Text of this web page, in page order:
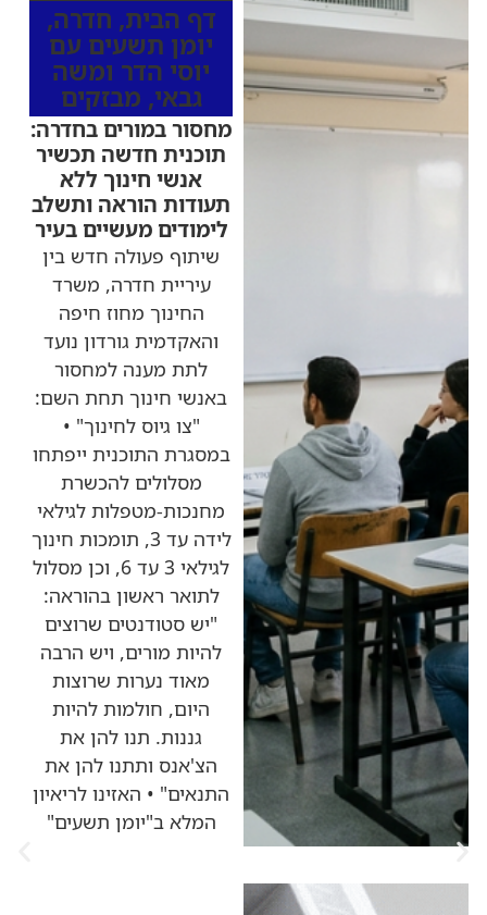
דף הבית, חדרה,
יומן תשעים עם
יוסי הדר ומשה
גבאי, מבזקים
מחסור במורים בחדרה:
תוכנית חדשה תכשיר
אנשי חינוך ללא
תעודות הוראה ותשלב
לימודים מעשיים בעיר
שיתוף פעולה חדש בין
עיריית חדרה, משרד
החינוך מחוז חיפה
והאקדמית גורדון נועד
לתת מענה למחסור
באנשי חינוך תחת השם:
"צו גיוס לחינוך" •
במסגרת התוכנית ייפתחו
מסלולים להכשרת
מחנכות-מטפלות לגילאי
לידה עד 3, תומכות חינוך
לגילאי 3 עד 6, וכן מסלול
לתואר ראשון בהוראה:
"יש סטודנטים שרוצים
להיות מורים, ויש הרבה
מאוד נערות שרוצות
היום, חולמות להיות
גננות. תנו להן את
הצ'אנס ותתנו להן את
התנאים" • האזינו לריאיון
המלא ב"יומן תשעים"